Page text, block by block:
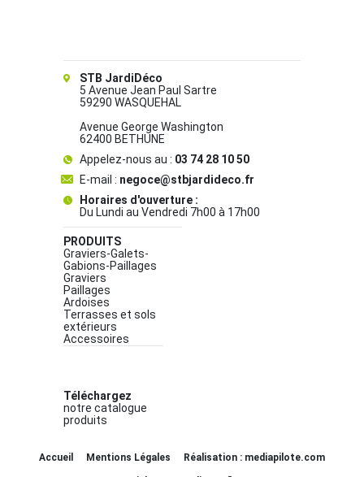
STB JardiDéco
5 Avenue Jean Paul Sartre
59290 WASQUEHAL
Avenue George Washington
62400 BETHUNE
Appelez-nous au : 03 74 28 10 50
E-mail : negoce@stbjardideco.fr
Horaires d'ouverture :
Du Lundi au Vendredi 7h00 à 17h00
PRODUITS
Graviers-Galets-
Gabions-Paillages
Graviers
Paillages
Ardoises
Terrasses et sols
extérieurs
Accessoires
Téléchargez
notre catalogue
produits
Accueil Mentions Légales Réalisation : mediapilote.com